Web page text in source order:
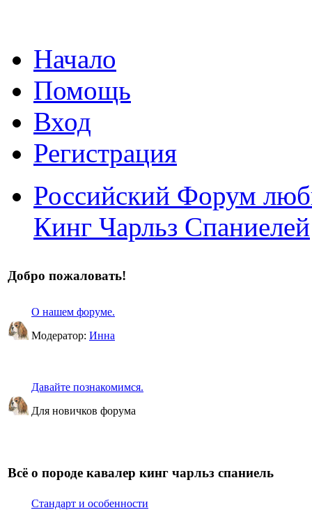
Начало
Помощь
Вход
Регистрация
Российский Форум
Кинг Чарльз Спаниелей
Добро пожаловать!
О нашем форуме.
Модератор: Инна
Давайте познакомимся.
Для новичков форума
Всё о породе кавалер кинг чарльз спаниель
Стандарт и особенности